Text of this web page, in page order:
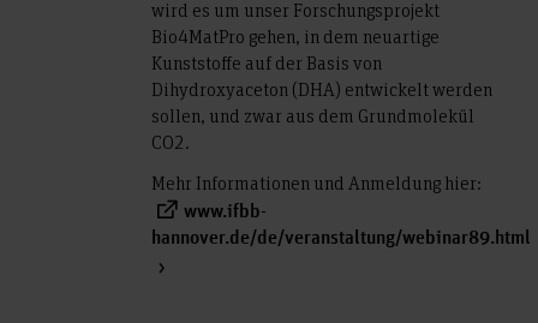
wird es um unser Forschungsprojekt
Bio4MatPro gehen, in dem neuartige
Kunststoffe auf der Basis von
Dihydroxyaceton (DHA) entwickelt werden
sollen, und zwar aus dem Grundmolekül
CO2.
Mehr Informationen und Anmeldung hier:
www.ifbb-
hannover.de/de/veranstaltung/webinar89.html